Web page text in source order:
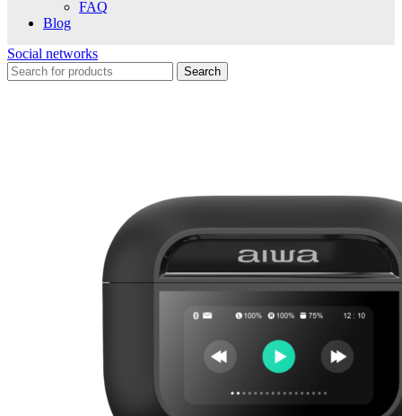
FAQ
Blog
Social networks
Search